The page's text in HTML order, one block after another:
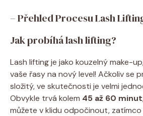
– Přehled Procesu Lash​
Jak probíhá⁣ lash ⁢lifting?
Lash lifting je jako kouzelný make-
vaše řasy ‍na ‍nový⁣ level! Ačkoliv se
složitý, ve skutečnosti je velmi
Obvykle trvá ‌kolem 45 až 60 minut
můžete v klidu odpočinout, zatímco